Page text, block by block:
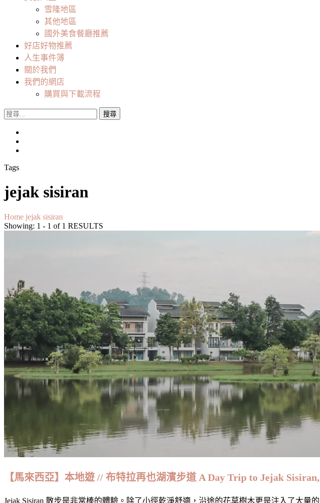
雪隆地區
其他地區
國外美食餐廳推薦
好店好物推薦
人生事件簿
關於我們
我們的網店
購買與下載流程
搜
Tags
jejak sisiran
Home jejak sisiran
Showing: 1 - 1 of 1 RESULTS
【馬來西亞】本地遊 // 布特拉再也湖濱步道 A Day Trip to Jejak
Jejak Sisiran 散步是非常棒的體驗。除了小徑乾淨舒適，沿途的花草樹木更是注入了大